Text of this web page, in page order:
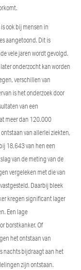
ook bij mensen in
aangetoond. Dit is
vele jaren wordt gevolgd.
onderzocht kan worden
verschillen van
is het onderzoek door
van een
meer dan 120.000
van allerlei ziekten,
18,643 van hen een
van de meting van de
vergeleken met die van
Daarbij bleek
kregen significant lager
Een lage
borstkanker. Of
het ontstaan van
nachts bijdraagt aan het
zijn ontstaan.